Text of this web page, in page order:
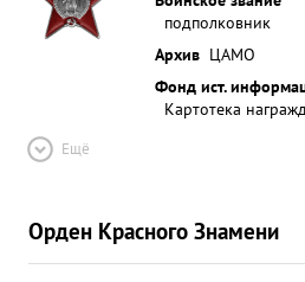
подполковник
Архив ЦАМО
Фонд ист.
Картотека
Ещё
Орден Красного Знамени